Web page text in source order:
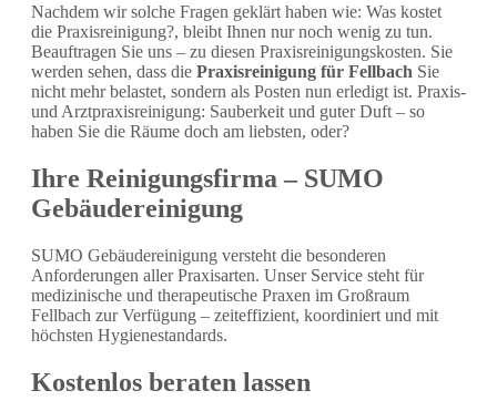
Nachdem wir solche Fragen geklärt haben wie: Was kostet
die Praxisreinigung?, bleibt Ihnen nur noch wenig zu tun.
Beauftragen Sie uns – zu diesen Praxisreinigungskosten. Sie
werden sehen, dass die Praxisreinigung für Fellbach Sie
nicht mehr belastet, sondern als Posten nun erledigt ist. Praxis-
und Arztpraxisreinigung: Sauberkeit und guter Duft – so
haben Sie die Räume doch am liebsten, oder?
Ihre Reinigungsfirma – SUMO
Gebäudereinigung
SUMO Gebäudereinigung versteht die besonderen
Anforderungen aller Praxisarten. Unser Service steht für
medizinische und therapeutische Praxen im Großraum
Fellbach zur Verfügung – zeiteffizient, koordiniert und mit
höchsten Hygienestandards.
Kostenlos beraten lassen